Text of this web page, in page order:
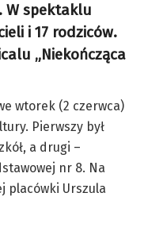
W spektaklu
i 17 rodziców.
„Niekończąca
wtorek (2 czerwca)
Pierwszy był
a drugi –
nr 8. Na
placówki Urszula